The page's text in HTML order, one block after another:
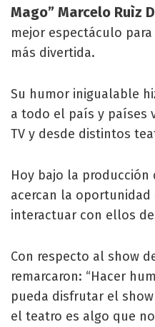
Mago” Marcelo Ruìz
mejor espectáculo
más divertida.
Su humor inigualable
a todo el país y países
TV y desde distintos
Hoy bajo la producción
acercan la
interactuar con ellos
Con respecto al show
remarcaron: “Hacer
pueda disfrutar el
el teatro es algo que